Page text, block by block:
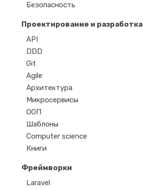
Безопасность
Проектирование и разработка
API
DDD
Git
Agile
Архитектура
Микросервисы
ООП
Шаблоны
Computer science
Книги
Фреймворки
Laravel